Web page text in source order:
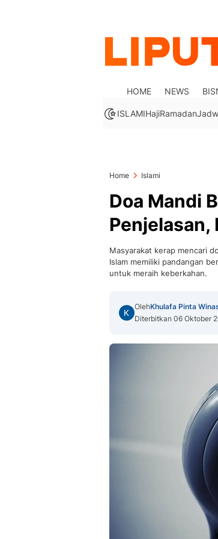
HOME NEWS
ISLAMIHajiRamadan
Home Islami
Doa Mandi
Penjelasan,
Masyarakat kerap mencari
Islam memiliki pandangan
untuk meraih keberkahan.
OlehKhulafa Pinta
Diterbitkan 06 Oktober